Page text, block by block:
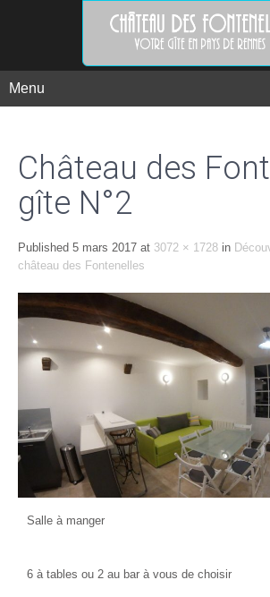
Menu
Château des
gîte N°2
Published 5 mars 2017 at 3072 × 1728 in
château des Fontenelles
Salle à manger
6 à tables ou 2 au bar à vous de choisir